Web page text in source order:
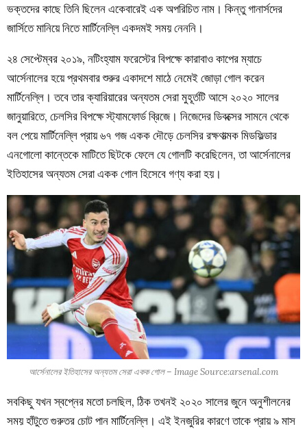
ভক্তদের কাছে তিনি ছিলেন একেবারেই এক অপরিচিত নাম। কিন্তু গানার্সদের
জার্সিতে মানিয়ে নিতে মার্টিনেল্লি একদমই সময় নেননি।
২৪ সেপ্টেম্বর ২০১৯, নটিংহ্যাম ফরেস্টের বিপক্ষে কারাবাও কাপের ম্যাচে
আর্সেনালের হয়ে প্রথমবার শুরুর একাদশে মাঠে নেমেই জোড়া গোল করেন
মার্টিনেল্লি। তবে তার ক্যারিয়ারের অন্যতম সেরা মুহূর্তটি আসে ২০২০ সালের
জানুয়ারিতে, চেলসির বিপক্ষে স্ট্যামফোর্ড ব্রিজে। নিজেদের ডিবক্সের সামনে থেকে
বল পেয়ে মার্টিনেল্লি প্রায় ৬৭ গজ একক দৌড়ে চেলসিররক্ষণাত্মক মিডফিল্ডার
এনগোলো কান্তেকে মাটিতে ছিটকে ফেলে যে গোলটি করেছিলেন, তা আর্সেনালের
ইতিহাসের অন্যতম সেরা একক গোল হিসেবে গণ্য করা হয়।
আর্সেনালের ইতিহাসের অন্যতম সেরা একক গোল – Image Source:arsenal.com
সবকিছু যখন স্বপ্নের মতো চলছিল, ঠিক তখনই ২০২০ সালের জুনে অনুশীলনের
সময় হাঁটুতে গুরুতর চোট পান মার্টিনেল্লি। এই ইনজুরির কারণে তাকে প্রায় ৯ মাস